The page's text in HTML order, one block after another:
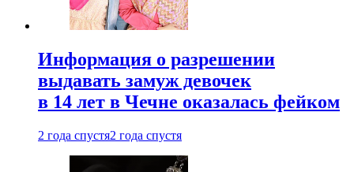
Информация о разрешении
выдавать замуж девочек
в 14 лет в Чечне оказалась фейком
2 года спустя2 года спустя